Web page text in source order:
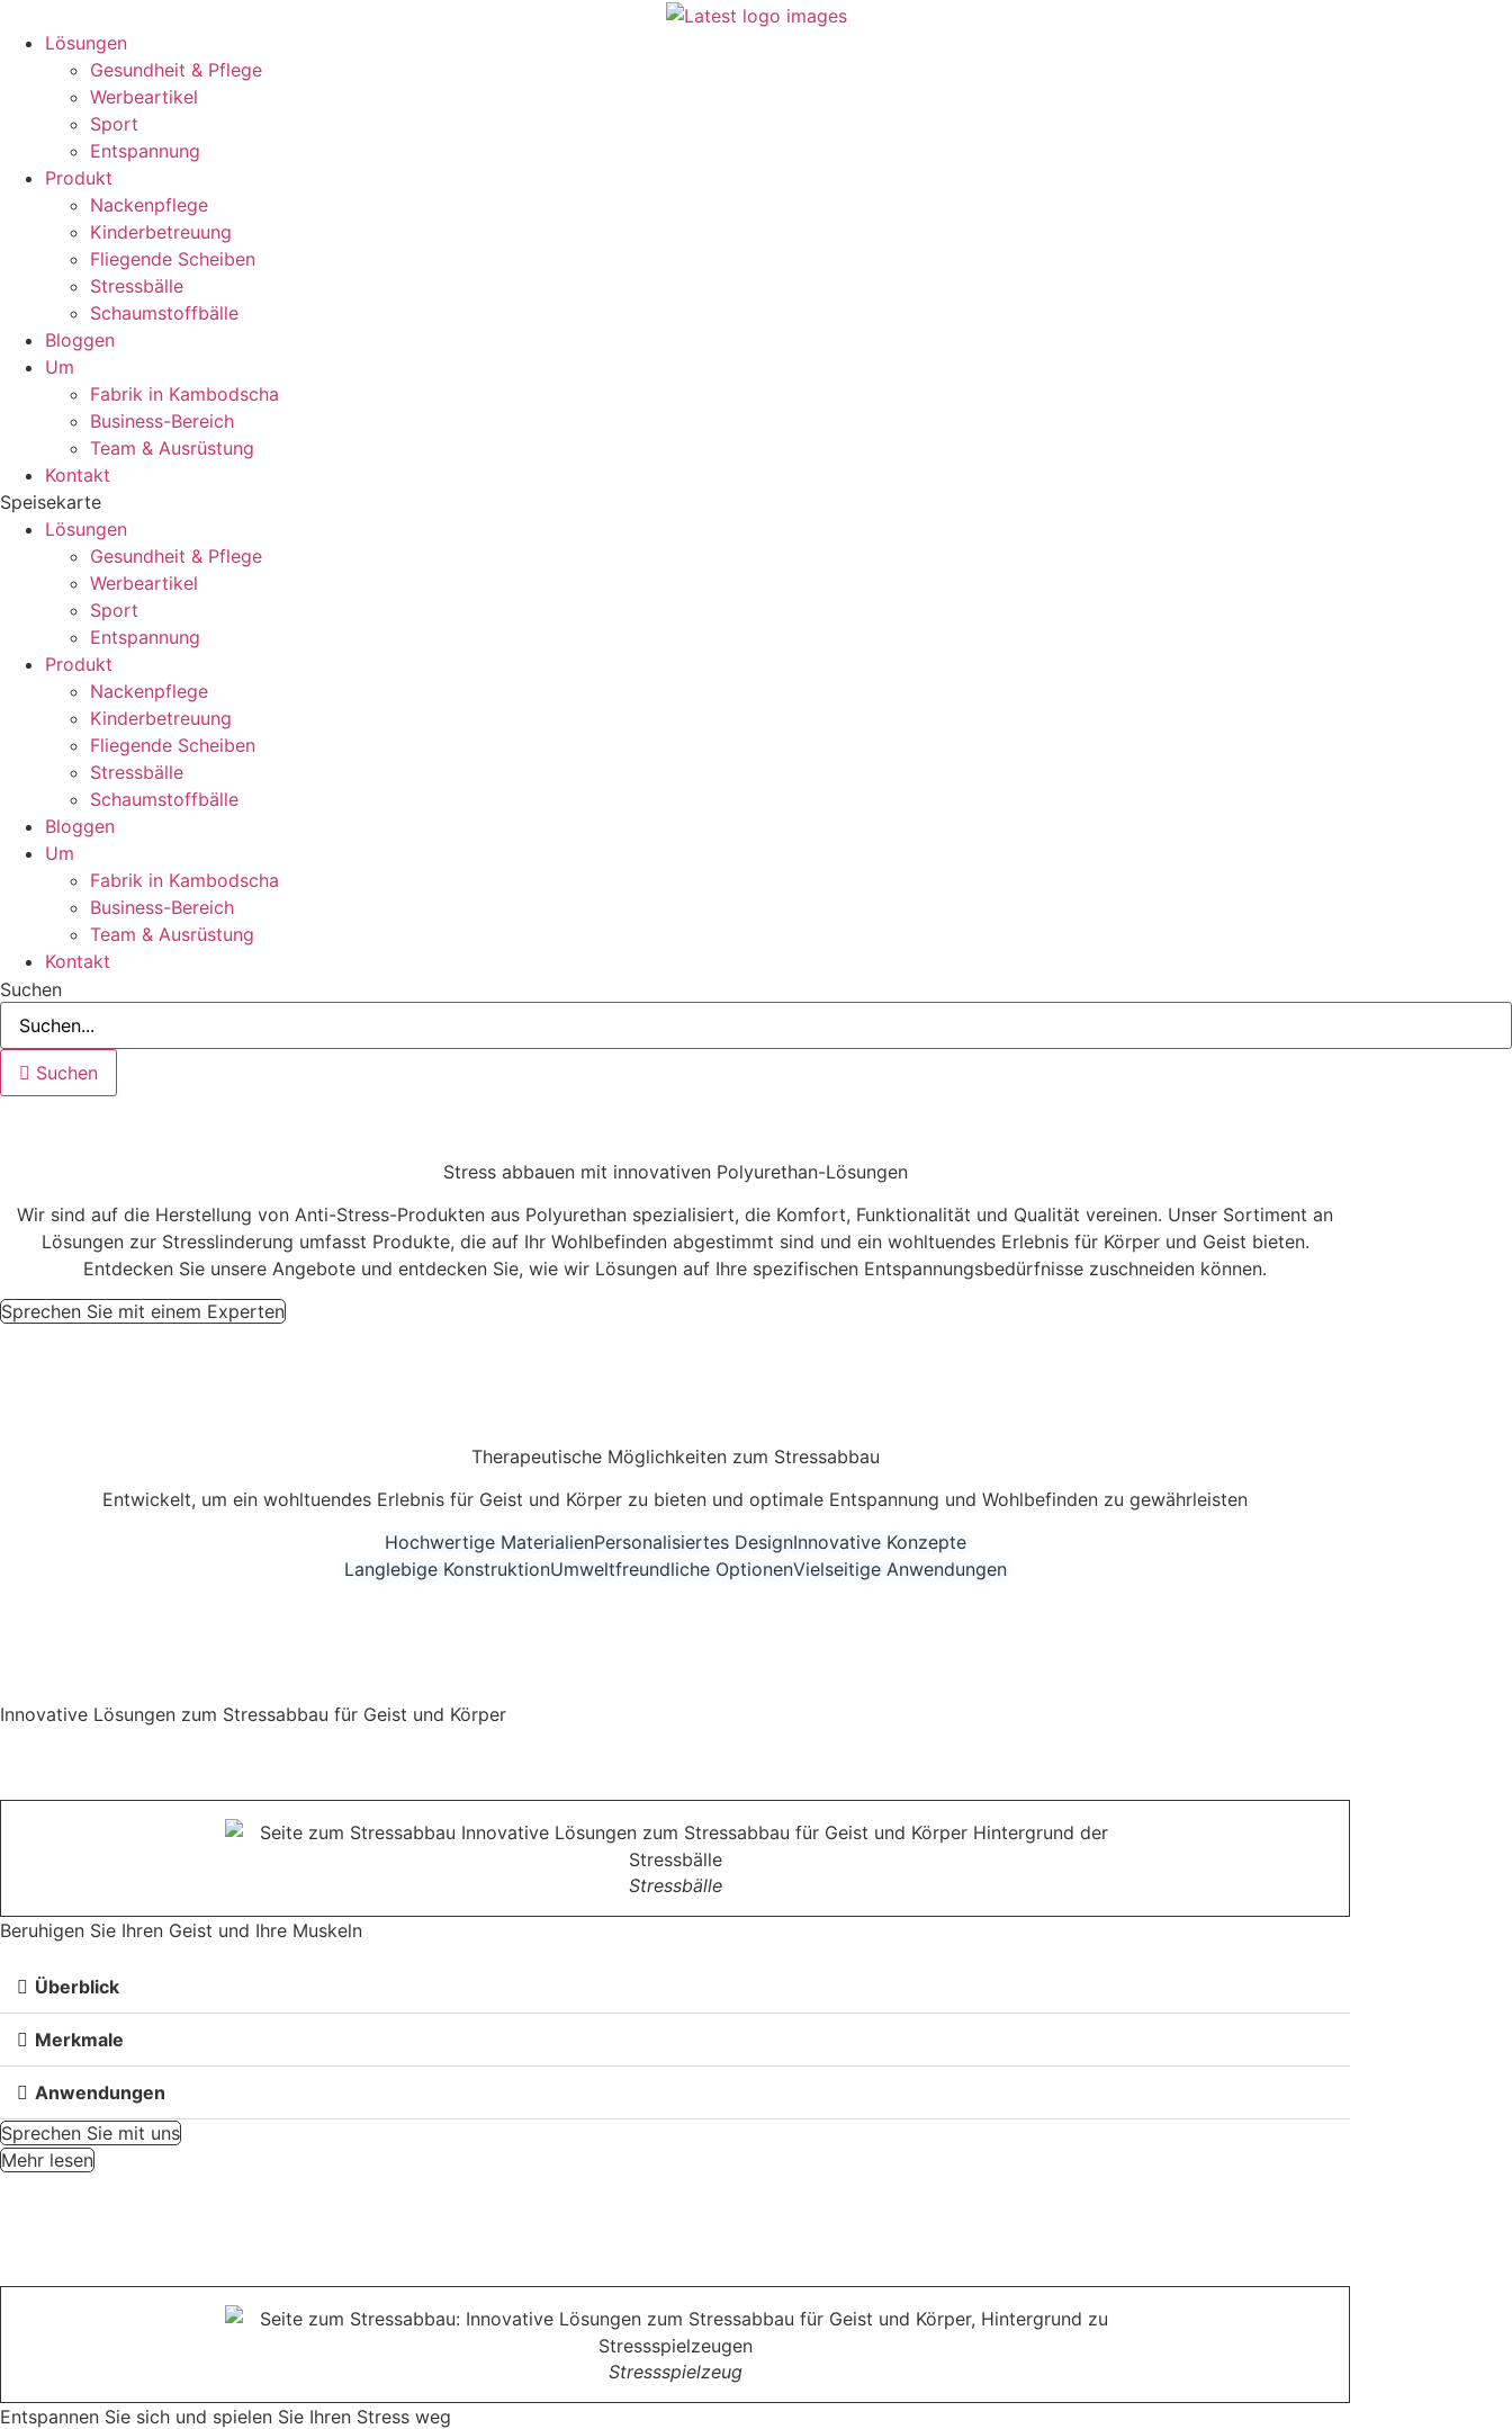
Inhalt
springen
Lösungen
Gesundheit & Pflege
Werbeartikel
Sport
Entspannung
Produkt
Nackenpflege
Kinderbetreuung
Fliegende Scheiben
Stressbälle
Schaumstoffbälle
Bloggen
Um
Fabrik in Kambodscha
Business-Bereich
Team & Ausrüstung
Kontakt
Speisekarte
Lösungen
Gesundheit & Pflege
Werbeartikel
Sport
Entspannung
Produkt
Nackenpflege
Kinderbetreuung
Fliegende Scheiben
Stressbälle
Schaumstoffbälle
Bloggen
Um
Fabrik in Kambodscha
Business-Bereich
Team & Ausrüstung
Kontakt
Suchen
Suchen
Stress abbauen mit innovativen Polyurethan-Lösungen
Wir sind auf die Herstellung von Anti-Stress-Produkten aus Polyurethan spezialisiert, die Komfort, Funktionalität und Qualität vereinen. Unser Sortiment an
Lösungen zur Stresslinderung umfasst Produkte, die auf Ihr Wohlbefinden abgestimmt sind und ein wohltuendes Erlebnis für Körper und Geist bieten.
Entdecken Sie unsere Angebote und entdecken Sie, wie wir Lösungen auf Ihre spezifischen Entspannungsbedürfnisse zuschneiden können.
Sprechen Sie mit einem Experten
Therapeutische Möglichkeiten zum Stressabbau
Entwickelt, um ein wohltuendes Erlebnis für Geist und Körper zu bieten und optimale Entspannung und Wohlbefinden zu gewährleisten
Hochwertige MaterialienPersonalisiertes DesignInnovative Konzepte
Langlebige KonstruktionUmweltfreundliche OptionenVielseitige Anwendungen
Innovative Lösungen zum Stressabbau für Geist und Körper
Stressbälle
Beruhigen Sie Ihren Geist und Ihre Muskeln
Überblick
Merkmale
Anwendungen
Sprechen Sie mit uns
Mehr lesen
Stressspielzeug
Entspannen Sie sich und spielen Sie Ihren Stress weg